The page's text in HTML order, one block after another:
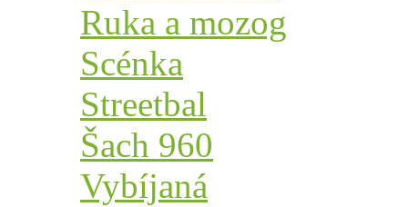
Ruka a mozog
Scénka
Streetbal
Šach 960
Vybíjaná